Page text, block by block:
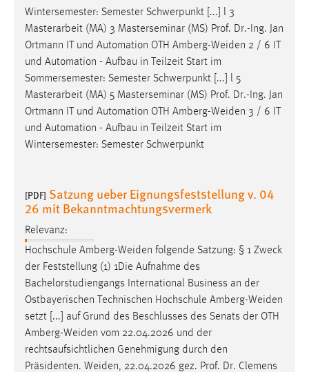
Wintersemester: Semester Schwerpunkt [...] l 3
Masterarbeit (MA) 3 Masterseminar (MS) Prof. Dr.-Ing. Jan
Ortmann IT und Automation OTH Amberg-Weiden 2 / 6 IT
und Automation - Aufbau in Teilzeit Start im
Sommersemester: Semester Schwerpunkt [...] l 5
Masterarbeit (MA) 5 Masterseminar (MS) Prof. Dr.-Ing. Jan
Ortmann IT und Automation OTH Amberg-Weiden 3 / 6 IT
und Automation - Aufbau in Teilzeit Start im
Wintersemester: Semester Schwerpunkt
[PDF] Satzung ueber Eignungsfeststellung v. 04
26 mit Bekanntmachtungsvermerk
Relevanz:
Hochschule Amberg-Weiden folgende Satzung: § 1 Zweck
der Feststellung (1) 1Die Aufnahme des
Bachelorstudiengangs International Business an der
Ostbayerischen Technischen Hochschule Amberg-Weiden
setzt [...] auf Grund des Beschlusses des Senats der OTH
Amberg-Weiden vom 22.04.2026 und der
rechtsaufsichtlichen Genehmigung durch den
Präsidenten. Weiden, 22.04.2026 gez. Prof. Dr. Clemens